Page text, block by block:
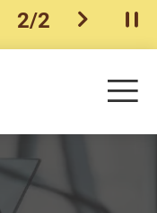
上一個
2/2 下一個開
目